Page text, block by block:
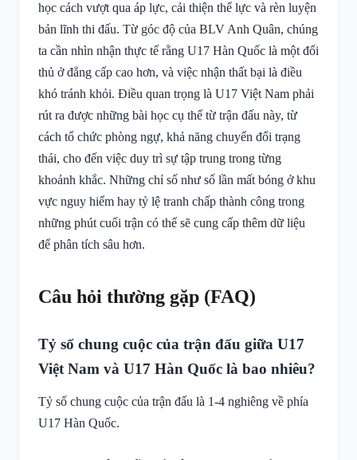
học cách vượt qua áp lực, cải thiện thể lực và rèn luyện
bản lĩnh thi đấu. Từ góc độ của BLV Anh Quân, chúng
ta cần nhìn nhận thực tế rằng U17 Hàn Quốc là một đối
thủ ở đẳng cấp cao hơn, và việc nhận thất bại là điều
khó tránh khỏi. Điều quan trọng là U17 Việt Nam phải
rút ra được những bài học cụ thể từ trận đấu này, từ
cách tổ chức phòng ngự, khả năng chuyển đổi trạng
thái, cho đến việc duy trì sự tập trung trong từng
khoảnh khắc. Những chỉ số như số lần mất bóng ở khu
vực nguy hiểm hay tỷ lệ tranh chấp thành công trong
những phút cuối trận có thể sẽ cung cấp thêm dữ liệu
để phân tích sâu hơn.
Câu hỏi thường gặp (FAQ)
Tỷ số chung cuộc của trận đấu giữa U17
Việt Nam và U17 Hàn Quốc là bao nhiêu?
Tỷ số chung cuộc của trận đấu là 1-4 nghiêng về phía
U17 Hàn Quốc.